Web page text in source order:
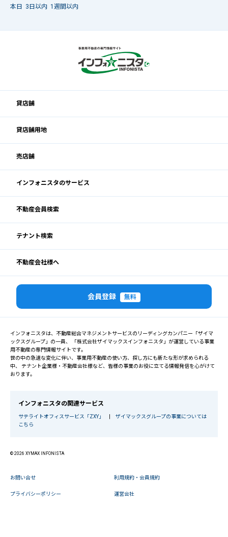
本日
3日以内 1週間以内
貸店舗
貸店舗用地
売店舗
インフォニスタのサービス
不動産会員検索
テナント検索
不動産会社様へ
会員登録 無料
インフォニスタは、不動産総合マネジメントサービスのリーディングカンパニー「ザイマ
ックスグループ」の一員、 「株式会社ザイマックスインフォニスタ」が運営している事業
用不動産の専門情報サイトです。
世の中の急速な変化に伴い、事業用不動産の使い方、探し方にも新たな形が求められる
中、 テナント企業様・不動産会社様など、皆様の事業のお役に立てる情報発信を心がけて
おります。
インフォニスタの関連サービス
サテライトオフィスサービス「ZXY」
ザイマックスグループの事業については
こちら
© 2026 XYMAX INFONISTA
お問い合せ 利用規約・会員規約
プライバシーポリシー 運営会社